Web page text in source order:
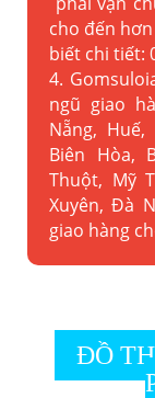
cho đến
biết chi tiết:
4.
ngũ giao
Nẵng, Huế,
Biên Hòa,
Thuột, Mỹ
Xuyên, Đà
giao hàng
ĐỒ